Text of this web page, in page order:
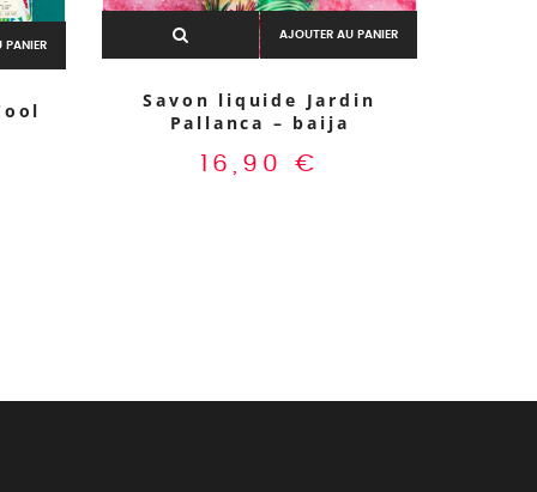
PANIER
AJOUTER AU PANIER
Savon liquide Jardin
Pallanca – baija
16,90 €